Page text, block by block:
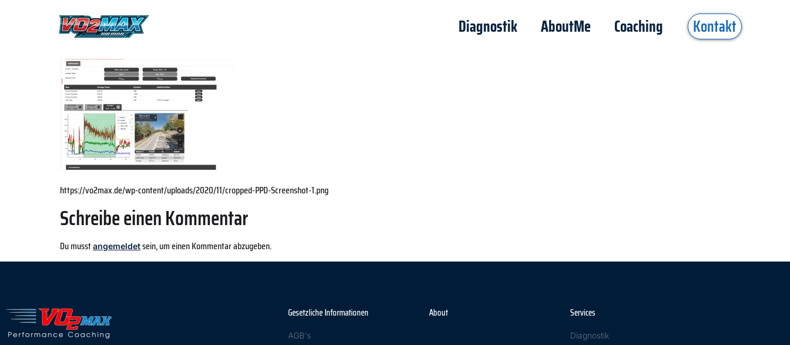
Diagnostik AboutMe Coaching Kontakt
https://vo2max.de/wp-content/uploads/2020/11/cropped-PPD-Screenshot-1.png
Schreibe einen Kommentar
Du musstangemeldetsein, um einen Kommentar abzugeben.
Gesetzliche Informationen
AGB's
About Services
Diagnostik